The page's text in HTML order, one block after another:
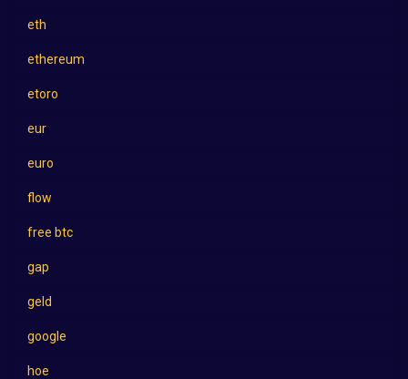
eth
ethereum
etoro
eur
euro
flow
free btc
gap
geld
google
hoe